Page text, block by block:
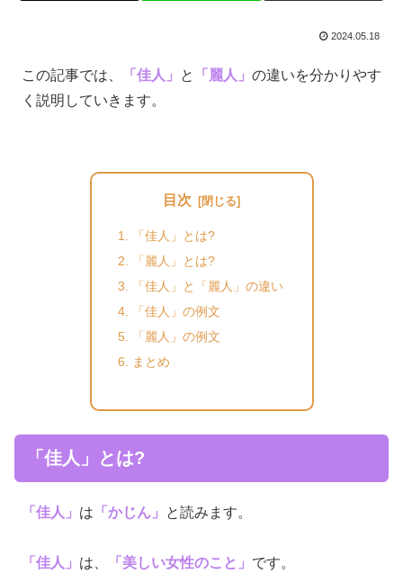
2024.05.18
この記事では、 「佳人」 と 「麗人」 の違いを分かりやす
く説明していきます。
目次
「佳人」とは?
「麗人」とは?
「佳人」と「麗人」の違い
「佳人」の例文
「麗人」の例文
まとめ
「佳人」とは?
「佳人」 は 「かじん」 と読みます。
「佳人」 は、 「美しい女性のこと」 です。